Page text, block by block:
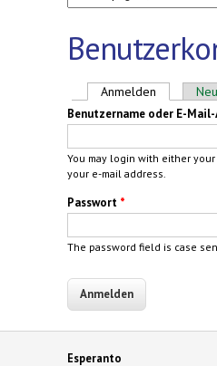
Haupt-Reiter
Anmelden (aktiver
Benutzername oder E-
You may login with either
your e-mail address.
Passwort *
The password field is case
Esperanto